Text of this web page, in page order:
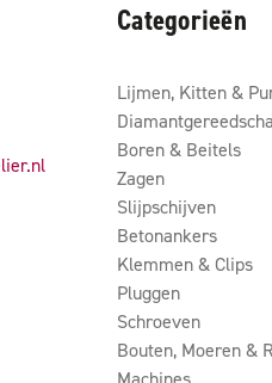
Categorieën
Lijmen, Kitten &
Boren & Beitels
Zagen
Slijpschijven
Betonankers
Klemmen & Clips
Pluggen
Schroeven
Bouten, Moeren &
Machines